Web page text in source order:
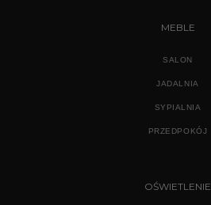
MEBLE
SALON
JADALNIA
SYPIALNIA
PRZEDPOKÓJ
OŚWIETLENIE